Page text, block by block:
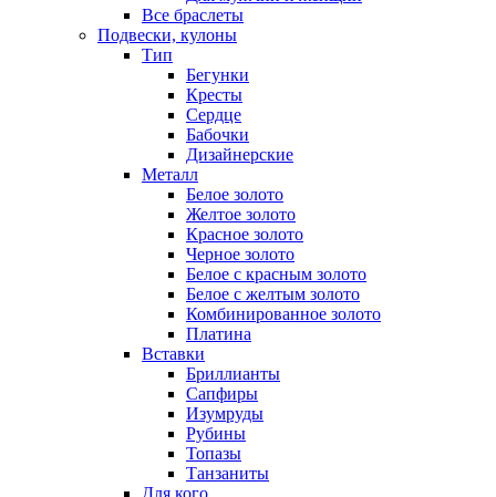
Все браслеты
Подвески, кулоны
Тип
Бегунки
Кресты
Сердце
Бабочки
Дизайнерские
Металл
Белое золото
Желтое золото
Красное золото
Черное золото
Белое с красным золото
Белое с желтым золото
Комбинированное золото
Платина
Вставки
Бриллианты
Сапфиры
Изумруды
Рубины
Топазы
Танзаниты
Для кого